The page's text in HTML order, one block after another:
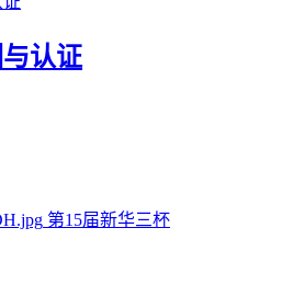
认证
第15届新华三杯